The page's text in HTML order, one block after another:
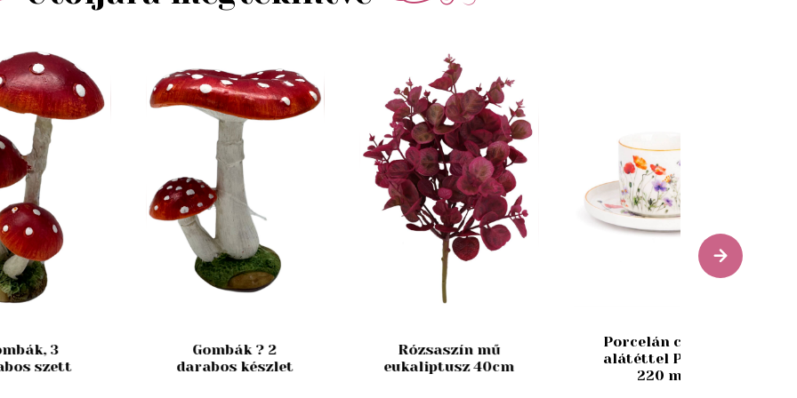
3
szett
Gombák ? 2
darabos készlet
Rózsaszín mű
eukaliptusz 40cm
Porcelán csésze
alátéttel Pipacs
220 ml